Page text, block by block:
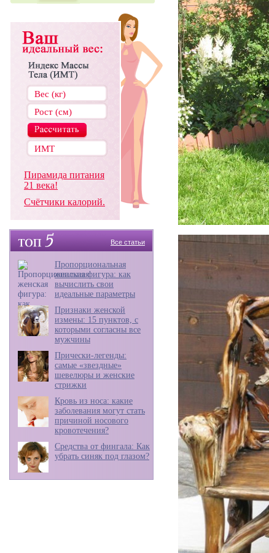
Пирамида питания
21 века!
Счётчики калорий.
Все статьи
Пропорциональная
женская фигура: как
вычислить свои
идеальные параметры
Признаки женской
измены: 15 пунктов, с
которыми согласны все
мужчины
Прически-легенды:
самые «звездные»
шевелюры и женские
стрижки
Кровь из носа: какие
заболевания могут стать
причиной носового
кровотечения?
Средства от фингала: Как
убрать синяк под глазом?